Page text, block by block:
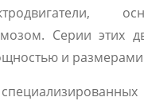
Серии этих
и